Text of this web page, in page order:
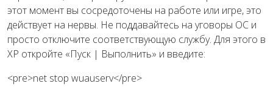
этот момент вы сосредоточены на работе или игре, это
действует на нервы. Не поддавайтесь на уговоры ОС и
просто отключите соответствующую службу. Для этого в
XP откройте «Пуск | Выполнить» и введите:
<pre>net stop wuauserv</pre>